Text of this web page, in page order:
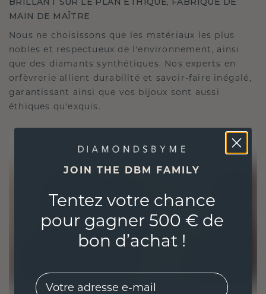
MAIN DE MAÎTRE
Nous ne choisissons que les matériaux les plus
nobles et respectueux de l'environnement, ainsi
que des diamants synthétiques. Nos experts en
orfèvrerie allient durabilité et savoir-faire inégalé,
garantissant ainsi que vos bijoux sont aussi
éthiques qu'exquis.
JOIN THE DBM FAMILY
Tentez votre chance
pour gagner 500 € de
bon d’achat !
EMail